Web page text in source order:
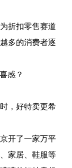
折扣零售赛道
多的消费者逐
感？
，好特卖更希
开了一家万平
家居、鞋服等